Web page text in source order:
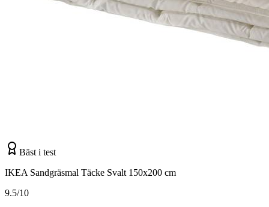
Bäst i test
IKEA Sandgräsmal Täcke Svalt 150x200 cm
9.5/10